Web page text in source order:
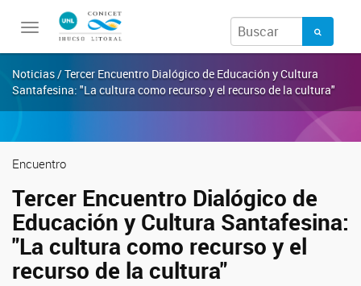
Toggle
Noticias / Tercer Encuentro Dialógico de Educación y Cultura
Santafesina: "La cultura como recurso y el recurso de la cultura"
Encuentro
Tercer Encuentro Dialógico de
Educación y Cultura Santafesina:
"La cultura como recurso y el
recurso de la cultura"